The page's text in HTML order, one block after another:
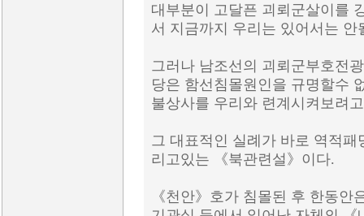
대부분이 고달픈 괴뢰군살이를
서 지금까지 우리는 있어서는
그러나 남조선의 괴뢰군부호전
당은 함선침몰원인을 규명할수
불상사를 우리와 련계시켜보려
그 대표적인 실례가 바로 역적
리고있는 《북관련설》이다.
《천안》호가 침몰된 후 한동